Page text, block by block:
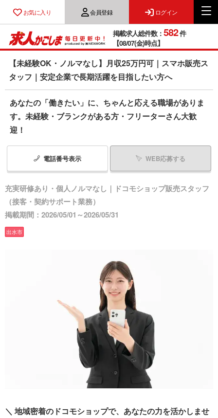
お気に入り 会員登録 ログイン
掲載求人総件数： 582件
【08/07(金)時点】
【未経験OK・ノルマなし】月収25万円可｜スマホ販売ス
タッフ｜安定企業で長期活躍を目指したい方へ
あなたの「働きたい」に、ちゃんと応える職場がありま
す。未経験・ブランクがある方・フリーターさん大歓
迎！
電話番号表示 WEB応募する
充実研修あり・個人ノルマなし｜ドコモショップ販売スタッフ
（接客・契約サポート業務）
掲載期間：2026/05/01～2026/05/31
出水市
＼ 地域密着のドコモショップで、あなたの力を活かしませ